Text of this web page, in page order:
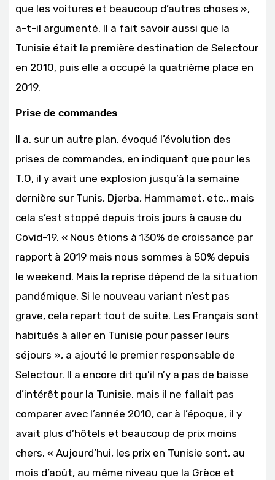
que les voitures et beaucoup d’autres choses »,
a-t-il argumenté. Il a fait savoir aussi que la
Tunisie était la première destination de Selectour
en 2010, puis elle a occupé la quatrième place en
2019.
Prise de commandes
Il a, sur un autre plan, évoqué l’évolution des
prises de commandes, en indiquant que pour les
T.O, il y avait une explosion jusqu’à la semaine
dernière sur Tunis, Djerba, Hammamet, etc., mais
cela s’est stoppé depuis trois jours à cause du
Covid-19. « Nous étions à 130% de croissance par
rapport à 2019 mais nous sommes à 50% depuis
le weekend. Mais la reprise dépend de la situation
pandémique. Si le nouveau variant n’est pas
grave, cela repart tout de suite. Les Français sont
habitués à aller en Tunisie pour passer leurs
séjours », a ajouté le premier responsable de
Selectour. Il a encore dit qu’il n’y a pas de baisse
d’intérêt pour la Tunisie, mais il ne fallait pas
comparer avec l’année 2010, car à l’époque, il y
avait plus d’hôtels et beaucoup de prix moins
chers. « Aujourd’hui, les prix en Tunisie sont, au
mois d’août, au même niveau que la Grèce et